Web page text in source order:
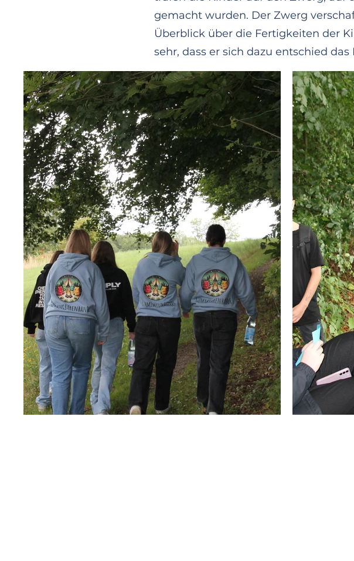
landen können, muss natürlich noch
und freut sich
gemacht wurden. Der Zwerg
Überblick über die Fertigkeiten der
sehr, dass er sich dazu entschied